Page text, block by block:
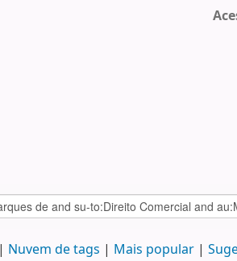
Nuvem de tags Mais popular